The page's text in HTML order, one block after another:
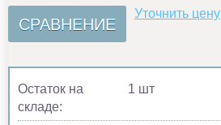
СРАВНЕНИЕ
Уточнить цену
Остаток на
складе:
1 шт